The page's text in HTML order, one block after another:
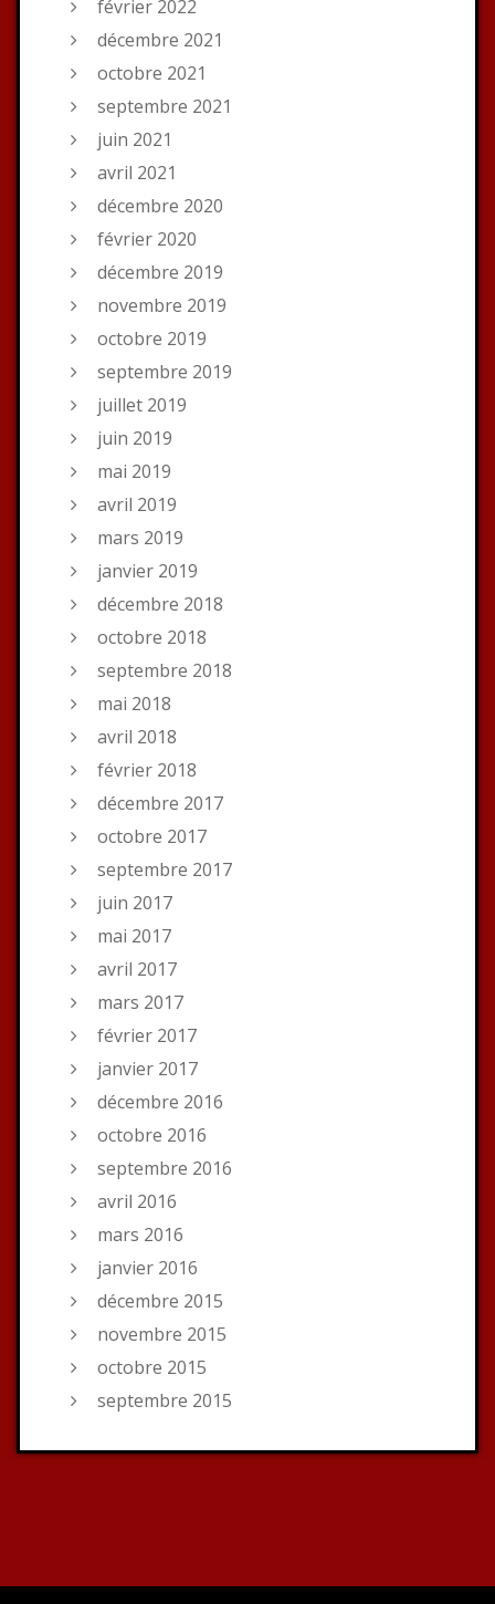
février 2022
décembre 2021
octobre 2021
septembre 2021
juin 2021
avril 2021
décembre 2020
février 2020
décembre 2019
novembre 2019
octobre 2019
septembre 2019
juillet 2019
juin 2019
mai 2019
avril 2019
mars 2019
janvier 2019
décembre 2018
octobre 2018
septembre 2018
mai 2018
avril 2018
février 2018
décembre 2017
octobre 2017
septembre 2017
juin 2017
mai 2017
avril 2017
mars 2017
février 2017
janvier 2017
décembre 2016
octobre 2016
septembre 2016
avril 2016
mars 2016
janvier 2016
décembre 2015
novembre 2015
octobre 2015
septembre 2015